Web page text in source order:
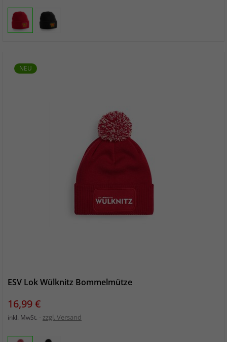
ESV Lok Wülknitz Bommelmütze
Preis
16,99 €
inkl. MwSt. zzgl. Versand
NEU